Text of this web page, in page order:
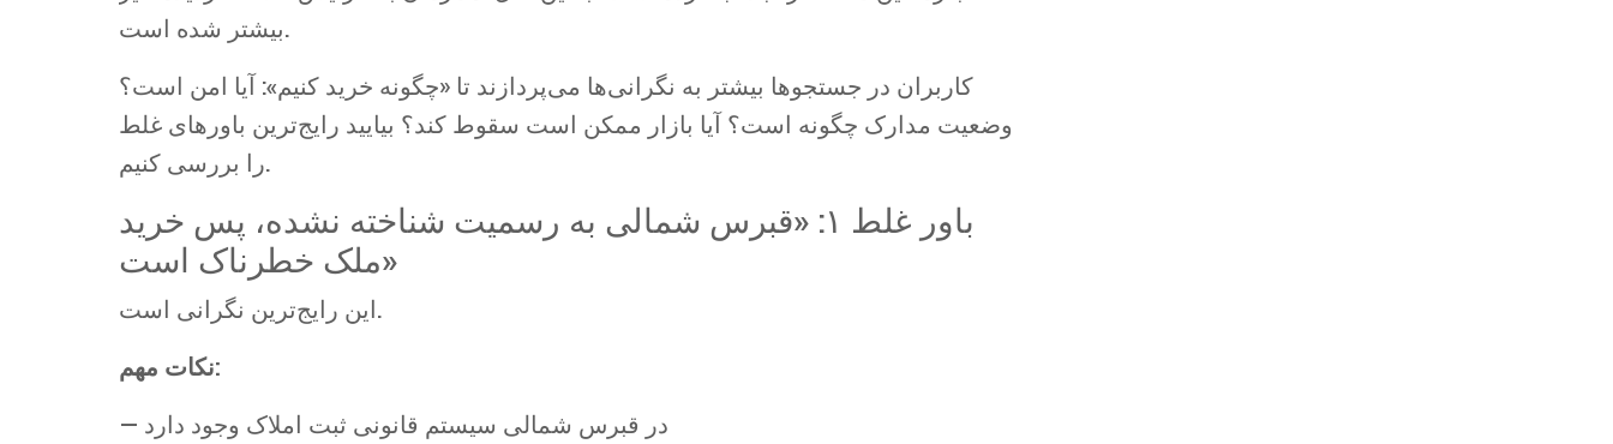
بیشتر شده است.
کاربران در جستجوها بیشتر به نگرانی‌ها می‌پردازند تا «چگونه خرید کنیم»: آیا امن است؟
وضعیت مدارک چگونه است؟ آیا بازار ممکن است سقوط کند؟ بیایید رایج‌ترین باورهای غلط
را بررسی کنیم.
باور غلط ۱: «قبرس شمالی به رسمیت شناخته نشده، پس خرید
ملک خطرناک است»
این رایج‌ترین نگرانی است.
نکات مهم:
— در قبرس شمالی سیستم قانونی ثبت املاک وجود دارد